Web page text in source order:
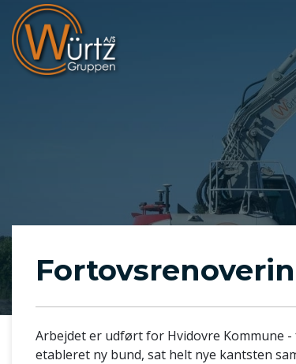
hovedindhold
Arbejdet er udført for Hvidovre Kommune
etableret ny bund, sat helt nye kantsten